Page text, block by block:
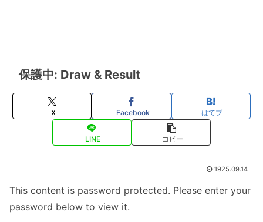
保護中: Draw & Result
X Facebook はてブ
LINE コピー
1925.09.14
This content is password protected. Please enter your
password below to view it.